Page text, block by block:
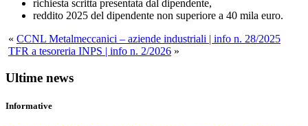
richiesta scritta presentata dal dipendente,
reddito 2025 del dipendente non superiore a 40 mila euro.
« CCNL Metalmeccanici – aziende industriali | info n. 28/2025
TFR a tesoreria INPS | info n. 2/2026 »
Ultime news
Informative